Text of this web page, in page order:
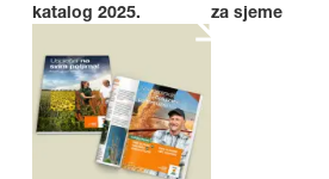
katalog 2025.
za sjeme